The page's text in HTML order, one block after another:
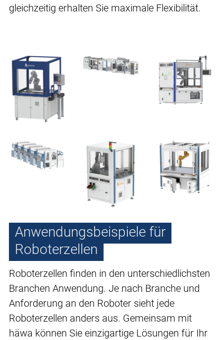
gleichzeitig erhalten Sie maximale Flexibilität.
Anwendungsbeispiele für
Roboterzellen
Roboterzellen finden in den unterschiedlichsten
Branchen Anwendung. Je nach Branche und
Anforderung an den Roboter sieht jede
Roboterzellen anders aus. Gemeinsam mit
häwa können Sie einzigartige Lösungen für Ihr